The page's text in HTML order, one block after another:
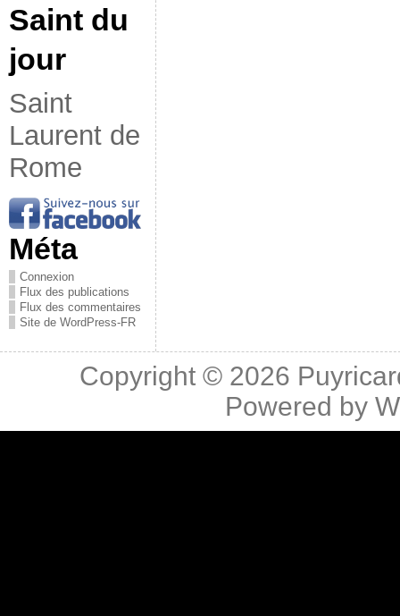
Saint du
jour
Saint
Laurent de
Rome
Méta
Connexion
Flux des publications
Flux des commentaires
Site de WordPress-FR
Copyright © 2026
Powered by